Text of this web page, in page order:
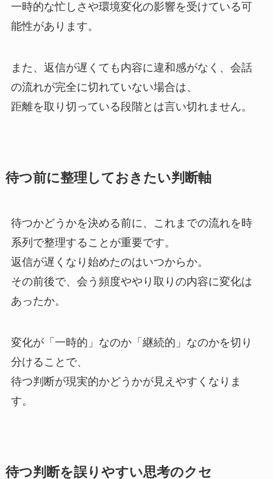
一時的な忙しさや環境変化の影響を受けている可
能性があります。
また、返信が遅くても内容に違和感がなく、会話
の流れが完全に切れていない場合は、
距離を取り切っている段階とは言い切れません。
待つ前に整理しておきたい判断軸
待つかどうかを決める前に、これまでの流れを時
系列で整理することが重要です。
返信が遅くなり始めたのはいつからか。
その前後で、会う頻度ややり取りの内容に変化は
あったか。
変化が「一時的」なのか「継続的」なのかを切り
分けることで、
待つ判断が現実的かどうかが見えやすくなりま
す。
待つ判断を誤りやすい思考のクセ